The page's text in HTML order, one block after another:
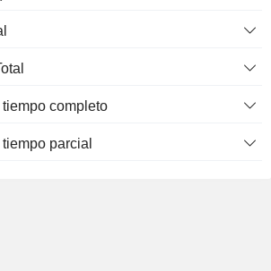
completo
parcial